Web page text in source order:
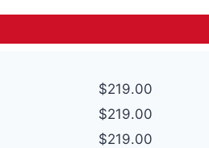
$219.00
$219.00
$219.00